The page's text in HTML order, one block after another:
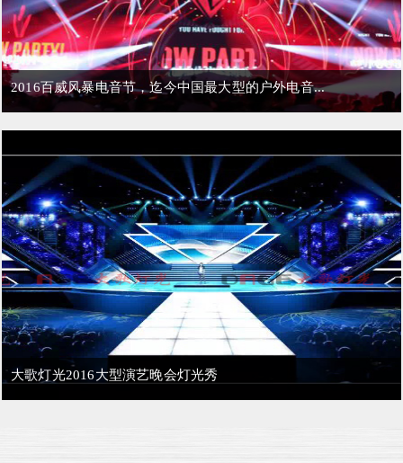
2016百威风暴电音节，迄今中国最大型的户外电音...
大歌灯光2016大型演艺晚会灯光秀